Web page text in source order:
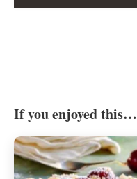
If you enjoyed this…